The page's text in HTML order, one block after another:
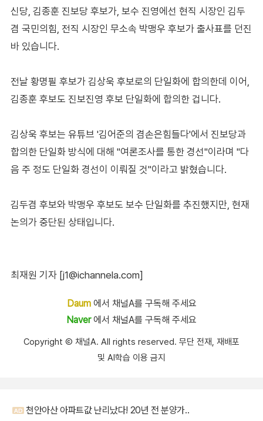
신당, 김종훈 진보당 후보가, 보수 진영에선 현직 시장인 김두
겸 국민의힘, 전직 시장인 무소속 박맹우 후보가 출사표를 던진
바 있습니다.
전날 황명필 후보가 김상욱 후보로의 단일화에 합의한데 이어,
김종훈 후보도 진보진영 후보 단일화에 합의한 겁니다.
김상욱 후보는 유튜브 '김어준의 겸손은힘들다'에서 진보당과
합의한 단일화 방식에 대해 "여론조사를 통한 경선"이라며 "다
음 주 정도 단일화 경선이 이뤄질 것"이라고 밝혔습니다.
김두겸 후보와 박맹우 후보도 보수 단일화를 추진했지만, 현재
논의가 중단된 상태입니다.
최재원 기자 [j1@ichannela.com]
Daum에서 채널A를 구독해 주세요
Naver에서 채널A를 구독해 주세요
Copyright Ⓒ 채널A. All rights reserved. 무단 전재, 재배포
및 AI학습 이용 금지